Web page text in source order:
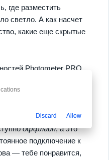
где разместить
светло. А как насчет
какие еще скрытые
Photometer PRO
—
с ними
удобное? Измеряй
и возвращайся к цифрам
оффлайн, а это
подключение к
— тебе понравится,
Discard Allow